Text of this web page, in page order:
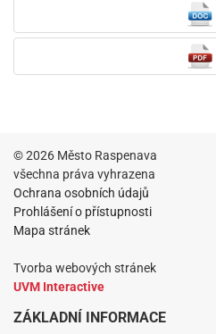
© 2026 Město Raspenava
všechna práva vyhrazena
Ochrana osobních údajů
Prohlášení o přístupnosti
Mapa stránek
Tvorba webových stránek
UVM Interactive
ZÁKLADNÍ INFORMACE